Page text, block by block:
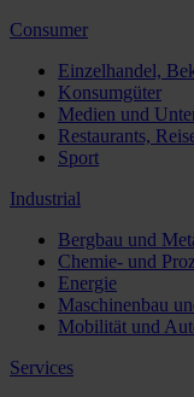
Consumer
Einzelhandel,
Konsumgüter
Medien und
Restaurants,
Sport
Industrial
Bergbau und
Chemie- und
Energie
Maschinenbau
Mobilität und
Services